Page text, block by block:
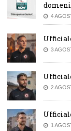
Ufficiale: Hamza
rossonero
4
3
2
1